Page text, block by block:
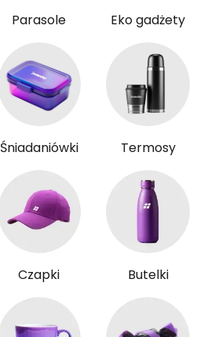
Parasole Eko gadżety
Śniadaniówki Termosy
Czapki Butelki